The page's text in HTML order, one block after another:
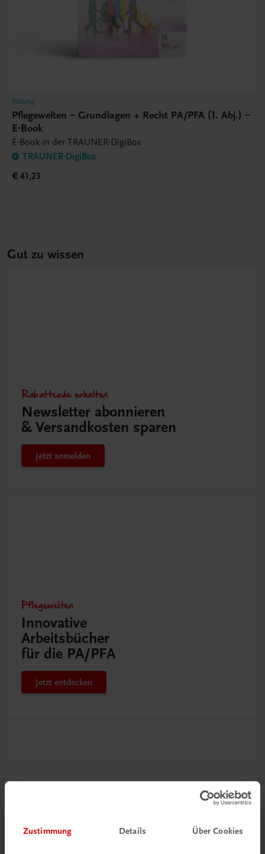
Zustimmung Details Über Cookies
Bildung
Pflegewelten – Grundlagen + Recht PA/PFA (1. Abj.) –
E-Book
E-Book in der TRAUNER-DigiBox
TRAUNER-DigiBox
€ 41,23
Gut zu wissen
Rabattcode erhalten
Newsletter abonnieren
& Versandkosten sparen
Jetzt anmelden
Pflegewelten
Innovative
Arbeitsbücher
für die PA/PFA
Jetzt entdecken